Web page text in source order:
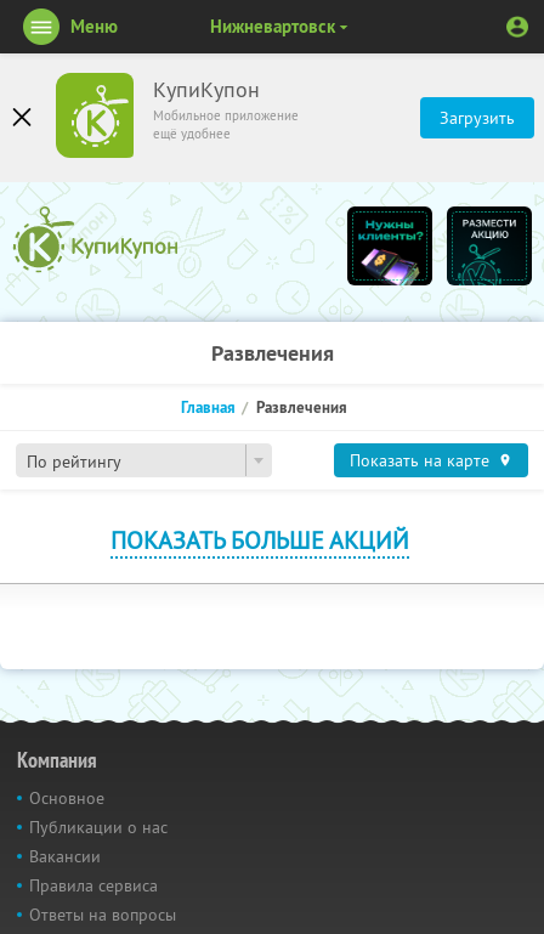
КупиКупон
Мобильное приложение
ещё удобнее
Загрузить
Меню Нижневартовск
Развлечения
По рейтингу
Главная Развлечения
Показать на карте
ПОКАЗАТЬ БОЛЬШЕ АКЦИЙ
Компания
Основное
Публикации о нас
Вакансии
Правила сервиса
Ответы на вопросы